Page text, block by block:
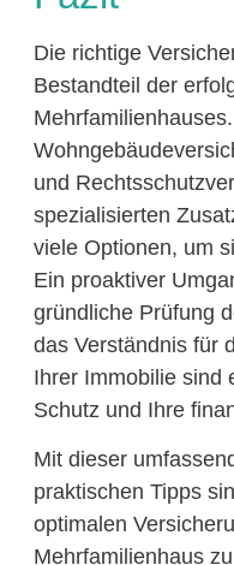
Die richtige
Bestandteil der
und
spezialisierten
viele Optionen, um
Ein proaktiver
gründliche Prüfung
das Verständnis für
Ihrer Immobilie sind
Schutz und Ihre
Mit dieser
praktischen Tipps
optimalen
Mehrfamilienhaus